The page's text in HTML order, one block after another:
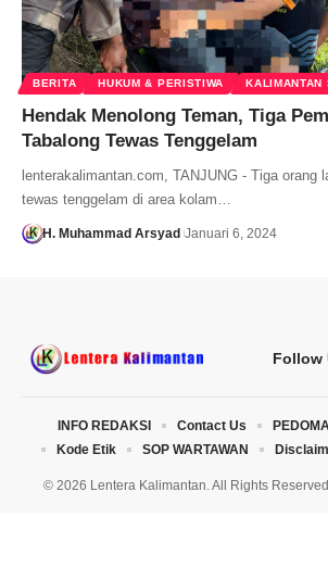
BERITA HUKUM & PERISTIWA KALIMANTAN
Hendak Menolong Teman, Tiga
Tabalong Tewas Tenggelam
lenterakalimantan.com, TANJUNG - Tiga orang
tewas tenggelam di area kolam…
H. Muhammad Arsyad Januari 6, 2024
Follow
© 2026 Lentera Kalimantan. All Rights
INFO REDAKSI Contact Us
Kode Etik
SOP WARTAWAN